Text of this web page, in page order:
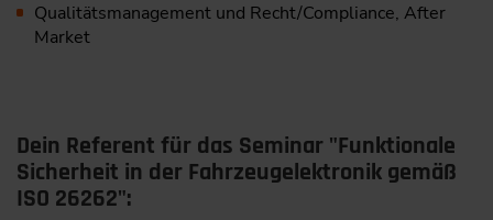
Qualitätsmanagement und Recht/Compliance, After
Market
Dein Referent für das Seminar "Funktionale
Sicherheit in der Fahrzeugelektronik gemäß
ISO 26262":